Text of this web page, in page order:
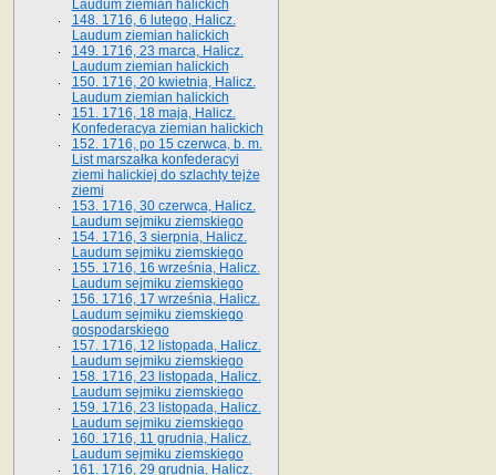
Laudum ziemian halickich
148. 1716, 6 lutego, Halicz.
Laudum ziemian halickich
149. 1716, 23 marca, Halicz.
Laudum ziemian halickich
150. 1716, 20 kwietnia, Halicz.
Laudum ziemian halickich
151. 1716, 18 maja, Halicz.
Konfederacya ziemian halickich
152. 1716, po 15 czerwca, b. m.
List marszałka konfederacyi
ziemi halickiej do szlachty tejże
ziemi
153. 1716, 30 czerwca, Halicz.
Laudum sejmiku ziemskiego
154. 1716, 3 sierpnia, Halicz.
Laudum sejmiku ziemskiego
155. 1716, 16 września, Halicz.
Laudum sejmiku ziemskiego
156. 1716, 17 września, Halicz.
Laudum sejmiku ziemskiego
gospodarskiego
157. 1716, 12 listopada, Halicz.
Laudum sejmiku ziemskiego
158. 1716, 23 listopada, Halicz.
Laudum sejmiku ziemskiego
159. 1716, 23 listopada, Halicz.
Laudum sejmiku ziemskiego
160. 1716, 11 grudnia, Halicz.
Laudum sejmiku ziemskiego
161. 1716, 29 grudnia, Halicz.